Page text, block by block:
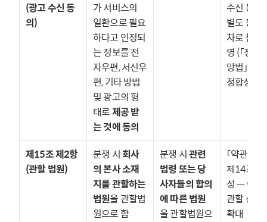
(광고 수신 동
의)
가 서비스의
일환으로 필요
하다고 인정되
는 정보를 전
자우편, 서신우
편, 기타 방법
및 광고의 형
태로 제공 받
는 것에 동의
수신 동의
별도 동의
차로 분리
영 (「정보
망법」 제
정합성)
제15조 제2항
(관할 법원)
분쟁 시 회사
의 본사 소재
지를 관할하는
법원을 관할법
원으로 함
분쟁 시 관련
법령 또는 당
사자들의 합의
에 따른 법원
을 관할법원으
「약관규제
제14조 정
성 — 이용
관할 선택
확대